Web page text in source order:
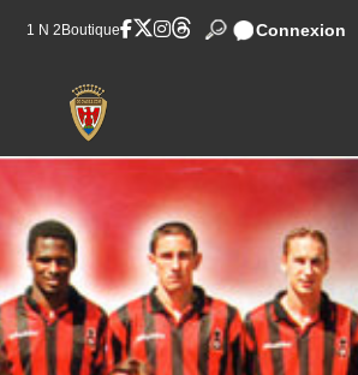
1 N 2 Boutique Connexion